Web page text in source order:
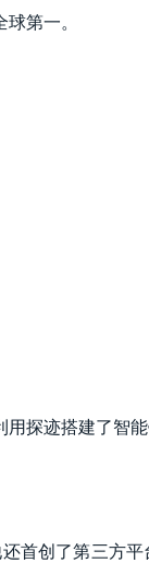
第一。
探迹搭建了智
首创了第三方